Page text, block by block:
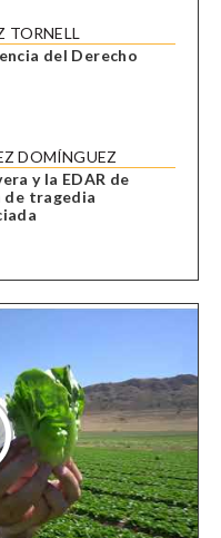
TORNELL
del Derecho
DOMÍNGUEZ
y la EDAR de
de tragedia